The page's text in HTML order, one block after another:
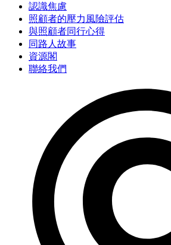
認識焦慮
照顧者的壓力風險評估
與照顧者同行心得
同路人故事
資源閣
聯絡我們